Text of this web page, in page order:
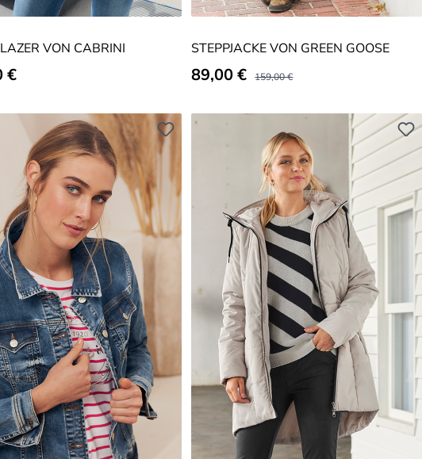
VON CABRINI
Preis:
€
STEPPJACKE VON GREEN GOOSE
Verkaufspreis:
89,00 € Regulärer Preis:
159,00 €